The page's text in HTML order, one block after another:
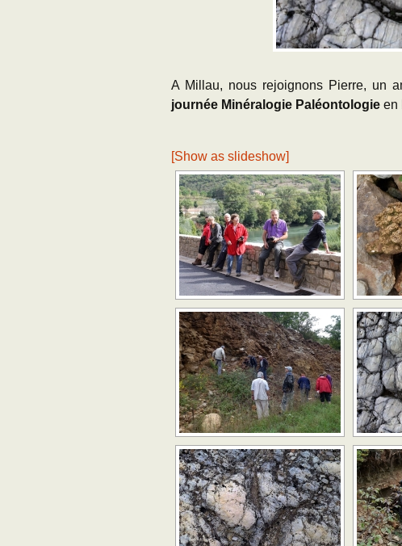
A Millau, nous rejoignons Pierre, un
journée Minéralogie Paléontologie en
[Show as slideshow]